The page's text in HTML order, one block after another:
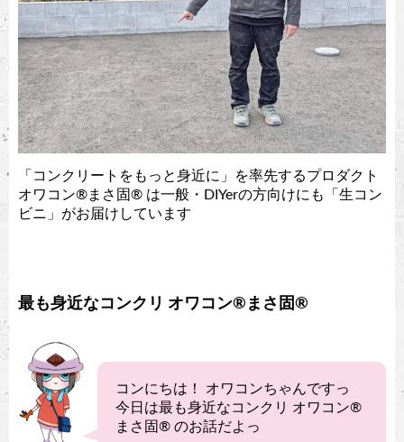
「コンクリートをもっと身近に」を率先するプロダクト
オワコン®︎まさ固®︎ は一般・DIYerの方向けにも「生コン
ビニ」がお届けしています
最も身近なコンクリ オワコン®︎まさ固®︎
コンにちは！ オワコンちゃんですっ
今日は最も身近なコンクリ オワコン®︎
まさ固®︎ のお話だよっ